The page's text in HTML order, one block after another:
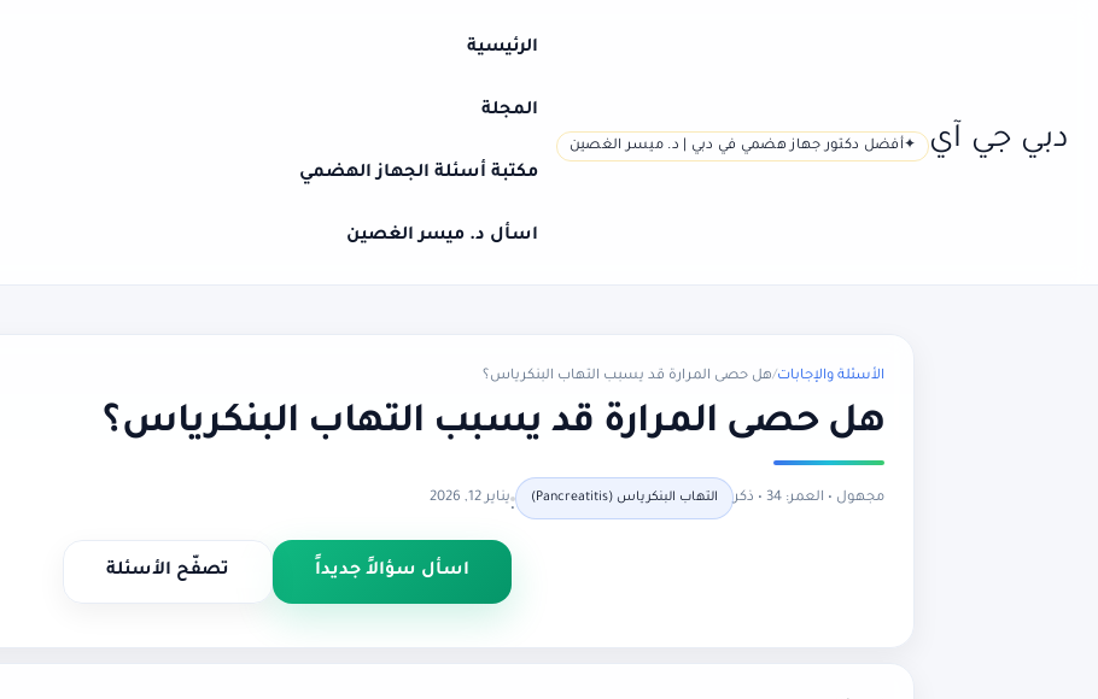
دبي جي آي أفضل دكتور جهاز هضمي في دبي | د. ميسر الغصين
الرئيسية
المجلة
مكتبة أسئلة الجهاز الهضمي
اسأل د. ميسر الغصين
الأسئلة والإجابات/هل حصى المرارة قد يسبب التهاب البنكرياس؟
هل حصى المرارة قد يسبب التهاب البنكرياس؟
مجهول • العمر: 34 • ذكر التهاب البنكرياس (Pancreatitis)
•
يناير 12, 2026
اسأل سؤالاً جديداً تصفّح الأسئلة